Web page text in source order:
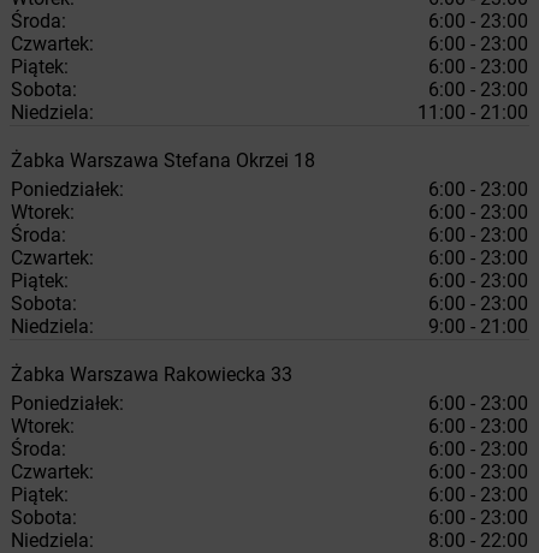
Środa:
6:00 - 23:00
Czwartek:
6:00 - 23:00
Piątek:
6:00 - 23:00
Sobota:
6:00 - 23:00
Niedziela:
11:00 - 21:00
Żabka Warszawa Stefana Okrzei 18
Poniedziałek:
6:00 - 23:00
Wtorek:
6:00 - 23:00
Środa:
6:00 - 23:00
Czwartek:
6:00 - 23:00
Piątek:
6:00 - 23:00
Sobota:
6:00 - 23:00
Niedziela:
9:00 - 21:00
Żabka Warszawa Rakowiecka 33
Poniedziałek:
6:00 - 23:00
Wtorek:
6:00 - 23:00
Środa:
6:00 - 23:00
Czwartek:
6:00 - 23:00
Piątek:
6:00 - 23:00
Sobota:
6:00 - 23:00
Niedziela:
8:00 - 22:00